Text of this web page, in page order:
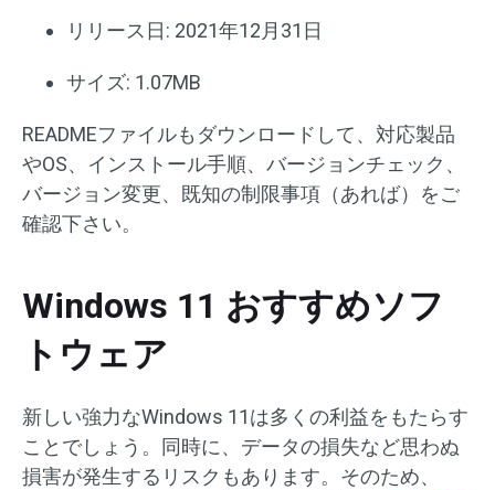
リリース日: 2021年12月31日
サイズ: 1.07MB
READMEファイルもダウンロードして、対応製品
やOS、インストール手順、バージョンチェック、
バージョン変更、既知の制限事項（あれば）をご
確認下さい。
Windows 11 おすすめソフ
トウェア
新しい強力なWindows 11は多くの利益をもたらす
ことでしょう。同時に、データの損失など思わぬ
損害が発生するリスクもあります。そのため、